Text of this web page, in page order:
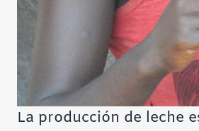
La producción de leche